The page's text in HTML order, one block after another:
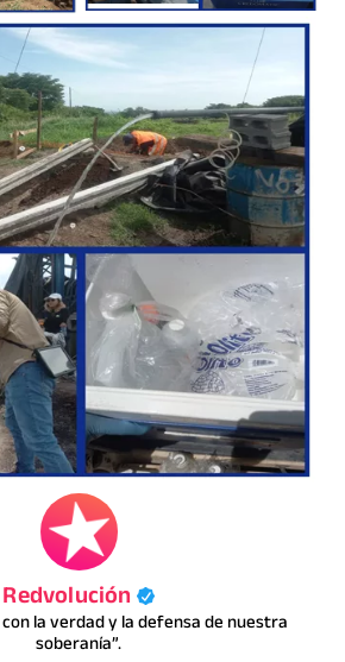
Redvolución
la verdad y la defensa de nuestra
soberanía”.